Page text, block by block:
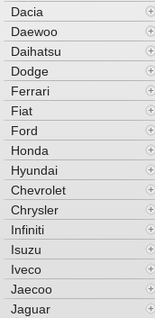
Dacia
Daewoo
Daihatsu
Dodge
Ferrari
Fiat
Ford
Honda
Hyundai
Chevrolet
Chrysler
Infiniti
Isuzu
Iveco
Jaecoo
Jaguar